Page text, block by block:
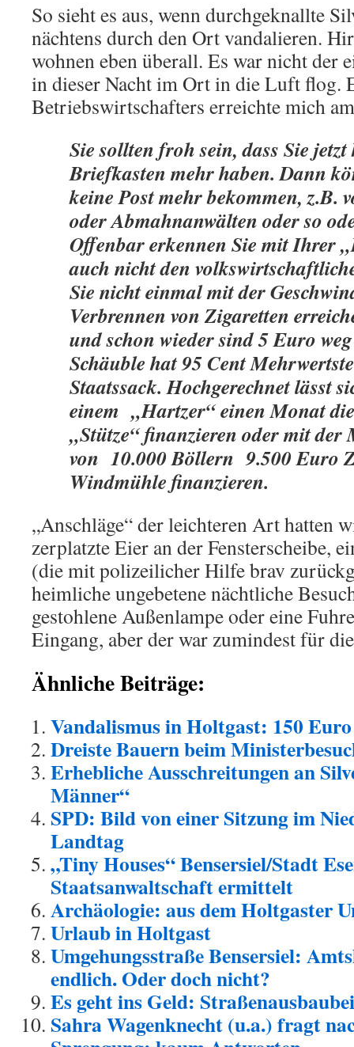
So sieht es aus, wenn durchgeknallte
nächtens durch den Ort vandalieren.
wohnen eben überall. Es war nicht der
in dieser Nacht im Ort in die Luft flog.
Betriebswirtschafters erreichte mich
Sie sollten froh sein, dass Sie
Briefkasten mehr haben. Dann
keine Post mehr bekommen, z.B.
oder Abmahnanwälten oder so
Offenbar erkennen Sie mit Ihrer
auch nicht den
Sie nicht einmal mit der
Verbrennen von Zigaretten
und schon wieder sind 5 Euro
Schäuble hat 95 Cent
Staatssack. Hochgerechnet lässt
einem „Hartzer“ einen Monat
„Stütze“ finanzieren oder mit der
von 10.000 Böllern 9.500 Euro
Windmühle finanzieren.
„Anschläge“ der leichteren Art hatten
zerplatzte Eier an der Fensterscheibe,
(die mit polizeilicher Hilfe brav
heimliche ungebetene nächtliche
gestohlene Außenlampe oder eine
Eingang, aber der war zumindest für
Ähnliche Beiträge:
Vandalismus in Holtgast: 150
Dreiste Bauern beim
Erhebliche Ausschreitungen an
Männer“
SPD: Bild von einer Sitzung im
Landtag
„Tiny Houses“ Bensersiel/Stadt
Staatsanwaltschaft ermittelt
Archäologie: aus dem Holtgaster
Urlaub in Holtgast
Umgehungsstraße Bensersiel:
endlich. Oder doch nicht?
Es geht ins Geld:
Sahra Wagenknecht (u.a.) fragt